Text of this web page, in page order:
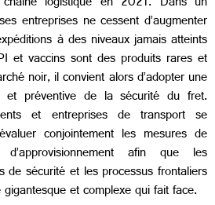
entreprises ne cessent d’augmenter
à des niveaux jamais atteints
et vaccins sont des produits rares et
noir, il convient alors d’adopter une
et préventive de la sécurité du fret.
et entreprises de transport se
conjointement les mesures de
afin que les
de sécurité et les processus frontaliers
et complexe qui fait face.